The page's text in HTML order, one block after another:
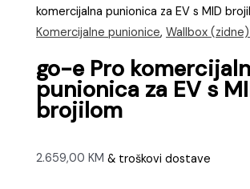
komercijalna punionica za EV s MID
Komercijalne punionice,Wallbox
go-e Pro
punionica za EV s
brojilom
2.659,00KM & troškovi dostave